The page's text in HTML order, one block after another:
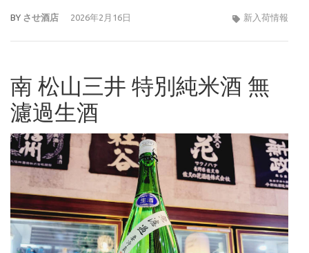
BY させ酒店 2026年2月16日 新入荷情報
南 松山三井 特別純米酒 無
濾過生酒